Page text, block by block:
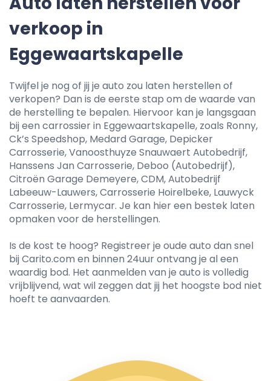
verkoop in
Eggewaartskapelle
Twijfel je nog of jij je auto zou laten herstellen of
verkopen? Dan is de eerste stap om de waarde van
de herstelling te bepalen. Hiervoor kan je langsgaan
bij een carrossier in Eggewaartskapelle, zoals Ronny,
Ck’s Speedshop, Medard Garage, Depicker
Carrosserie, Vanoosthuyze Snauwaert Autobedrijf,
Hanssens Jan Carrosserie, Deboo (Autobedrijf),
Citroën Garage Demeyere, CDM, Autobedrijf
Labeeuw-Lauwers, Carrosserie Hoirelbeke, Lauwyck
Carrosserie, Lermycar. Je kan hier een bestek laten
opmaken voor de herstellingen.
Is de kost te hoog? Registreer je oude auto dan snel
bij Carito.com en binnen 24uur ontvang je al een
waardig bod. Het aanmelden van je auto is volledig
vrijblijvend, wat wil zeggen dat jij het hoogste bod niet
hoeft te aanvaarden.